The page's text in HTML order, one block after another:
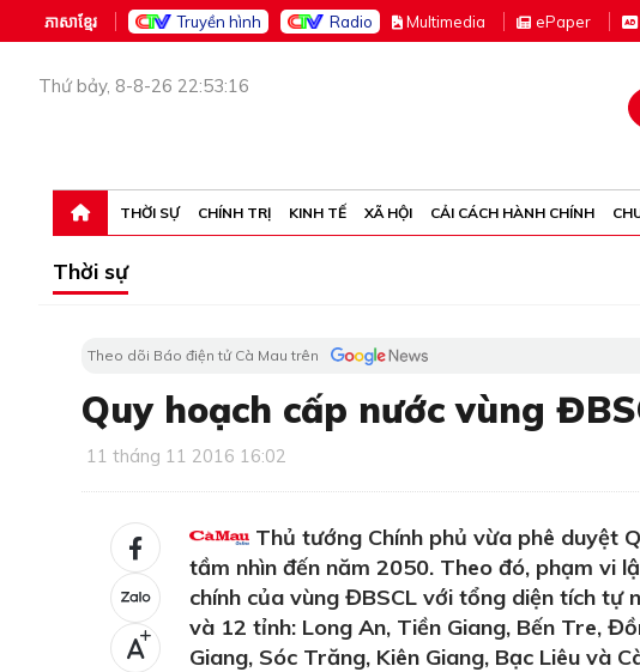
ភាសាខ្មែរ Truyền hình Radio Multimedia ePaper
Thứ bảy, 8-8-26 22:53:16
THỜI SỰ CHÍNH TRỊ KINH TẾ XÃ HỘI CẢI CÁCH HÀNH CHÍNH
Thời sự
Theo dõi Báo điện tử Cà Mau trên
Quy hoạch cấp nước vùng
11 tháng 11 2016 16:02
+
Thủ tướng Chính phủ vừa phê duyệt
tầm nhìn đến năm 2050. Theo đó, phạm vi
chính của vùng ĐBSCL với tổng diện tích tự
và 12 tỉnh: Long An, Tiền Giang, Bến Tre,
Giang, Sóc Trăng, Kiên Giang, Bạc Liêu và